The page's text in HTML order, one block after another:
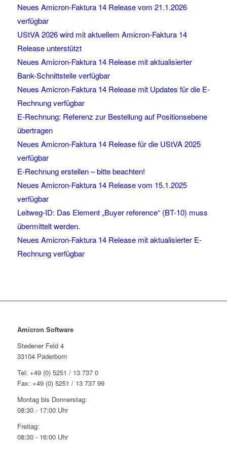
Neues Amicron-Faktura 14 Release vom 21.1.2026
verfügbar
UStVA 2026 wird mit aktuellem Amicron-Faktura 14
Release unterstützt
Neues Amicron-Faktura 14 Release mit aktualisierter
Bank-Schnittstelle verfügbar
Neues Amicron-Faktura 14 Release mit Updates für die E-
Rechnung verfügbar
E-Rechnung: Referenz zur Bestellung auf Positionsebene
übertragen
Neues Amicron-Faktura 14 Release für die UStVA 2025
verfügbar
E-Rechnung erstellen – bitte beachten!
Neues Amicron-Faktura 14 Release vom 15.1.2025
verfügbar
Leitweg-ID: Das Element „Buyer reference“ (BT-10) muss
übermittelt werden.
Neues Amicron-Faktura 14 Release mit aktualisierter E-
Rechnung verfügbar
Amicron Software
Stedener Feld 4
33104 Paderborn
Tel: +49 (0) 5251 / 13 737 0
Fax: +49 (0) 5251 / 13 737 99
Montag bis Donnerstag:
08:30 - 17:00 Uhr
Freitag:
08:30 - 16:00 Uhr